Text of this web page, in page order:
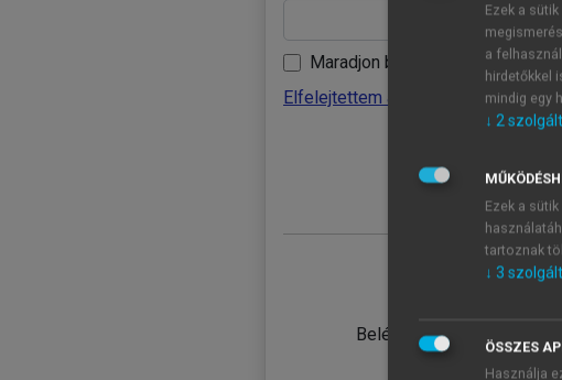
Maradjon belépve
Elfelejtettem a jelszavamat
Belépés intézményi
Ezek a
a
hirdetőkkel
mindig egy
↓ 2
Ezek a
tartoznak
↓ 3
ÖSSZES
Használja